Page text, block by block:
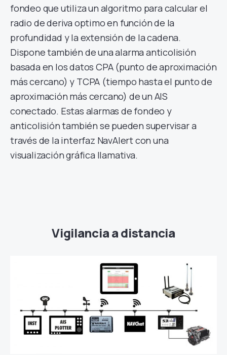
fondeo que utiliza un algoritmo para calcular el
radio de deriva optimo en función de la
profundidad y la extensión de la cadena.
Dispone también de una alarma anticolisión
basada en los datos CPA (punto de aproximación
más cercano) y TCPA (tiempo hasta el punto de
aproximación más cercano) de un AIS
conectado. Estas alarmas de fondeo y
anticolisión también se pueden supervisar a
través de la interfaz NavAlert con una
visualización gráfica llamativa.
Vigilancia a distancia